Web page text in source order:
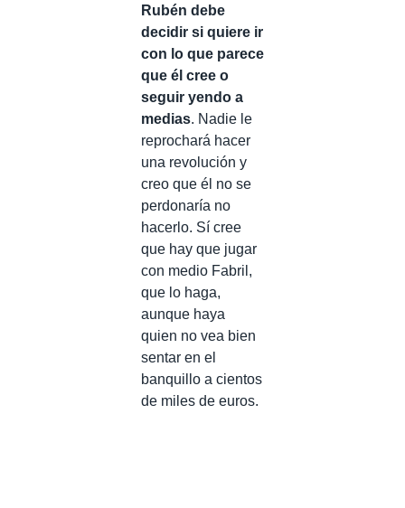
Rubén debe
decidir si quiere ir
con lo que parece
que él cree o
seguir yendo a
medias. Nadie le
reprochará hacer
una revolución y
creo que él no se
perdonaría no
hacerlo. Sí cree
que hay que jugar
con medio Fabril,
que lo haga,
aunque haya
quien no vea bien
sentar en el
banquillo a cientos
de miles de euros.